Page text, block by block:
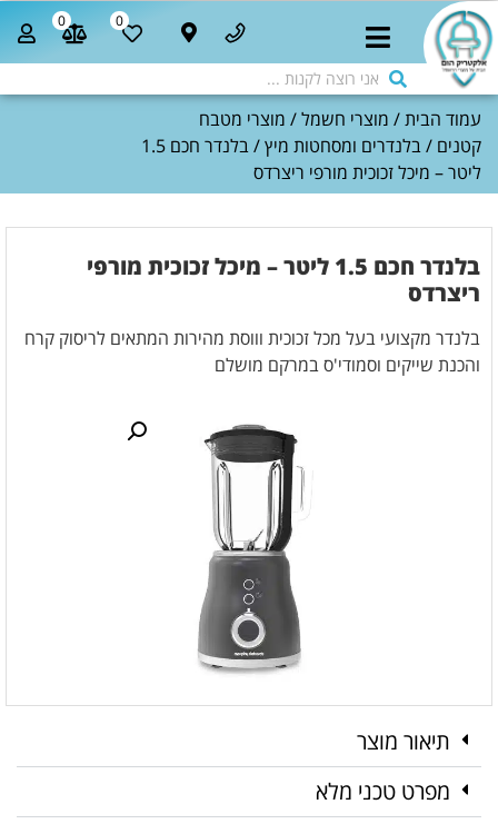
0
0
עמוד הבית/ מוצרי חשמל/ מוצרי מטבח
קטנים /בלנדרים ומסחטות מיץ
/ בלנדר חכם 1.5
ליטר – מיכל זכוכית מורפי ריצרדס
תיאור מוצר
מפרט טכני מלא
בלנדר חכם 1.5 ליטר – מיכל זכוכית מורפי
ריצרדס
בלנדר מקצועי בעל מכל זכוכית וווסת מהירות המתאים לריסוק קרח
והכנת שייקים וסמודי'ס במרקם מושלם